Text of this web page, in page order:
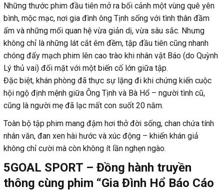
Những thước phim đầu tiên mở ra bối cảnh một vùng quê yên
bình, mộc mạc, nơi gia đình ông Tịnh sống với tình thân đầm
ấm và những mối quan hệ vừa giản dị, vừa sâu sắc. Nhưng
không chỉ là những lát cắt êm đềm, tập đầu tiên cũng nhanh
chóng đẩy mạch phim lên cao trào khi nhân vật Báo (do Quỳnh
Lý thủ vai) đối mặt với một biến cố lớn giữa tập.
Đặc biệt, khán phòng đã thực sự lặng đi khi chứng kiến cuộc
hội ngộ định mệnh giữa Ông Tịnh và Bà Hổ – người tình cũ,
cũng là người mẹ đã lạc mất con suốt 20 năm.
Toàn bộ tập phim mang đậm hơi thở đời sống, chan chứa tính
nhân văn, đan xen hài hước và xúc động – khiến khán giả
không chỉ cười mà còn không ít lần nghẹn ngào.
5GOAL SPORT – Đồng hành truyền
thông cùng phim “Gia Đình Hổ Báo Cáo